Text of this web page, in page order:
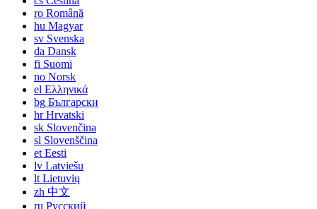
ro Română
hu Magyar
sv Svenska
da Dansk
fi Suomi
no Norsk
el Ελληνικά
bg Български
hrHrvatski
sk Slovenčina
sl Slovenščina
et Eesti
lv Latviešu
lt Lietuvių
zh 中文
ru Русский